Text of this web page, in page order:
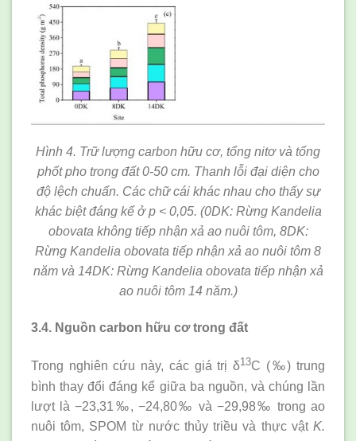
Hình 4. Trữ lượng carbon hữu cơ, tổng nitơ và tổng
phốt pho trong đất 0-50 cm. Thanh lỗi đại diện cho
độ lệch chuẩn. Các chữ cái khác nhau cho thấy sự
khác biệt đáng kể ở p < 0,05. (0DK: Rừng Kandelia
obovata không tiếp nhận xả ao nuôi tôm, 8DK:
Rừng Kandelia obovata tiếp nhận xả ao nuôi tôm 8
năm và 14DK: Rừng Kandelia obovata tiếp nhận xả
ao nuôi tôm 14 năm.)
3.4. Nguồn carbon hữu cơ trong đất
Trong nghiên cứu này, các giá trị δ13C (‰) trung
bình thay đổi đáng kể giữa ba nguồn, và chúng lần
lượt là −23,31‰, −24,80‰ và −29,98‰ trong ao
nuôi tôm, SPOM từ nước thủy triều và thực vật K.